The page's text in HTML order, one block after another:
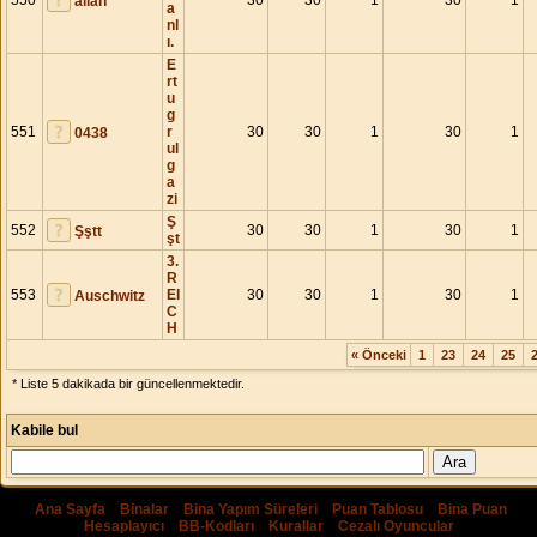
a
nl
ı.
551 0438
E
rt
u
g
r
ul
g
a
zi
30 30 1 30 1
552 Şştt
Ş
şt
30 30 1 30 1
553 Auschwitz
3.
R
EI
C
H
30 30 1 30 1
« Önceki 1 23 24 25
* Liste 5 dakikada bir güncellenmektedir.
Kabile bul
Ana Sayfa| Binalar| Bina Yapım Süreleri| Puan Tablosu|
Bina Puan
Hesaplayıcı| BB-Kodları| Kurallar| Cezalı Oyuncular